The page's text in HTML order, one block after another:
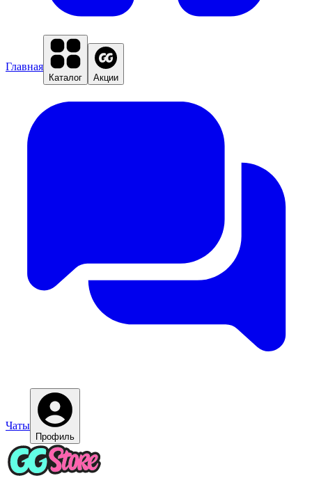
Главная
Каталог Акции
Чаты
Профиль